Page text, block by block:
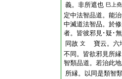
義。非所遮也 巳上堯
定中法智品道。能
中滅道法智品。於
者。皆彼邪見･疑･
同故 文
寶云。六
不同。皆欲邪見所
智類品道。若治此
所縁。以同是類智